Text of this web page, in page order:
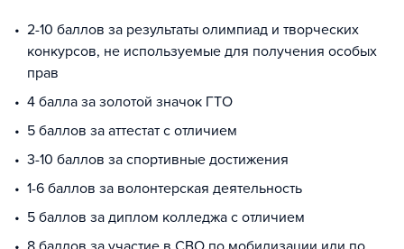
2-10 баллов за результаты олимпиад и творческих
конкурсов, не используемые для получения особых
прав
4 балла за золотой значок ГТО
5 баллов за аттестат с отличием
3-10 баллов за спортивные достижения
1-6 баллов за волонтерская деятельность
5 баллов за диплом колледжа с отличием